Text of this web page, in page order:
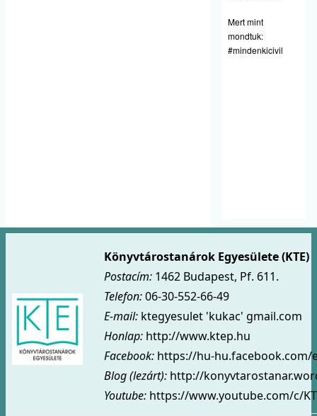
Mert mint
mondtuk:
#mindenkicivil
Könyvtárostanárok Egyesülete (KTE)
Postacím: 1462 Budapest, Pf. 611.
Telefon:06-30-552-66-49
E-mail: ktegyesulet 'kukac' gmail.com
Honlap: http://www.ktep.hu
Facebook: https://hu-
Blog (lezárt): http://
Youtube: https://www.youtube.com/c/